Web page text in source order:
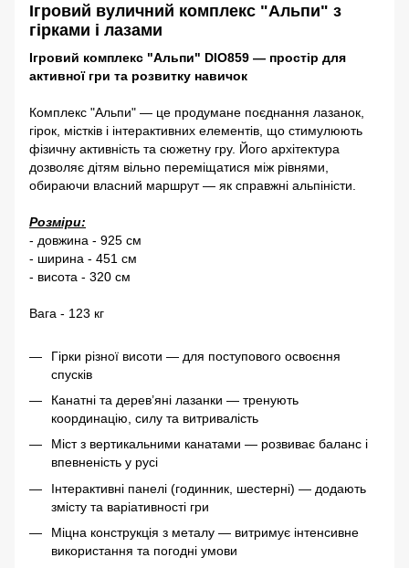
Ігровий вуличний комплекс "Альпи" з
гірками і лазами
Ігровий комплекс "Альпи" DIO859 — простір для
активної гри та розвитку навичок
Комплекс "Альпи" — це продумане поєднання лазанок,
гірок, містків і інтерактивних елементів, що стимулюють
фізичну активність та сюжетну гру. Його архітектура
дозволяє дітям вільно переміщатися між рівнями,
обираючи власний маршрут — як справжні альпіністи.
Розміри:
- довжина - 925 см
- ширина - 451 см
- висота - 320 см
Вага - 123 кг
Гірки різної висоти — для поступового освоєння
спусків
Канатні та дерев’яні лазанки — тренують
координацію, силу та витривалість
Міст з вертикальними канатами — розвиває баланс і
впевненість у русі
Інтерактивні панелі (годинник, шестерні) — додають
змісту та варіативності гри
Міцна конструкція з металу — витримує інтенсивне
використання та погодні умови